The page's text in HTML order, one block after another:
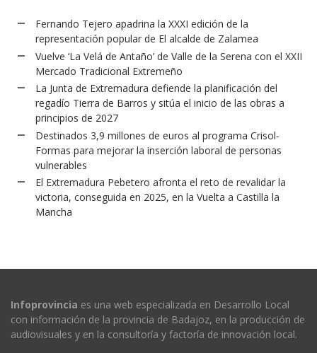
Fernando Tejero apadrina la XXXI edición de la
representación popular de El alcalde de Zalamea
Vuelve ‘La Velá de Antaño’ de Valle de la Serena con el XXII
Mercado Tradicional Extremeño
La Junta de Extremadura defiende la planificación del
regadío Tierra de Barros y sitúa el inicio de las obras a
principios de 2027
Destinados 3,9 millones de euros al programa Crisol-
Formas para mejorar la inserción laboral de personas
vulnerables
El Extremadura Pebetero afronta el reto de revalidar la
victoria, conseguida en 2025, en la Vuelta a Castilla la
Mancha
Infoprovincia es una web especializada en Desarrollo Local
con información de la provincia de Badajoz, en la producción de
audiovisuales y en la consultoría y factoría de innovación local.